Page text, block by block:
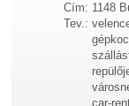
Cím: 1148
Tev.:
car-